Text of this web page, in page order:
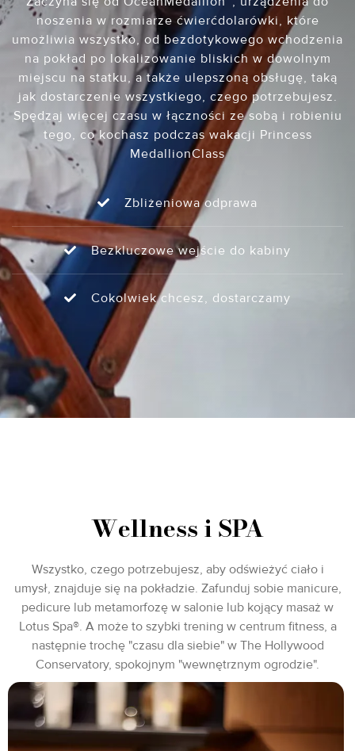
noszenia w rozmiarze ćwierćdolarówki, które
umożliwia wszystko, od bezdotykowego wchodzenia
na pokład po lokalizowanie bliskich w dowolnym
miejscu na statku, a także ulepszoną obsługę, taką
jak dostarczenie wszystkiego, czego potrzebujesz.
Spędzaj więcej czasu w łączności ze sobą i robieniu
tego, co kochasz podczas wakacji Princess
MedallionClass
Zbliżeniowa odprawa
Bezkluczowe wejście do kabiny
Cokolwiek chcesz, dostarczamy
Wellness i SPA
Wszystko, czego potrzebujesz, aby odświeżyć ciało i
umysł, znajduje się na pokładzie. Zafunduj sobie manicure,
pedicure lub metamorfozę w salonie lub kojący masaż w
Lotus Spa®. A może to szybki trening w centrum fitness, a
następnie trochę "czasu dla siebie" w The Hollywood
Conservatory, spokojnym "wewnętrznym ogrodzie".